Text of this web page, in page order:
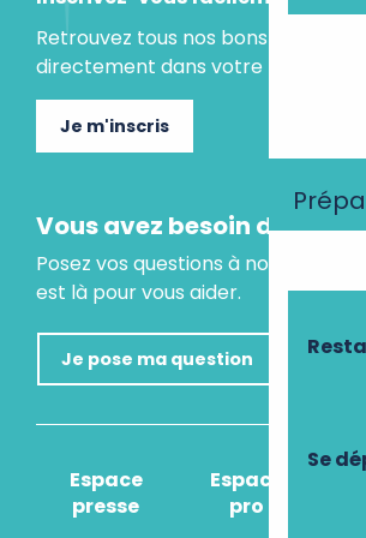
Se
Retrouvez tous nos bons plans et
directement dans votre boite mail.
Je m'inscris
Vous avez besoin d'un
Posez vos questions à notre
est là pour vous aider.
Je pose ma question
Espace
presse
Espace
pro